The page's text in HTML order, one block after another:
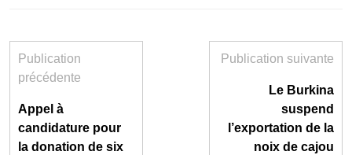
Publication
précédente
Appel à
candidature pour
la donation de six
Publication suivante
Le Burkina
suspend
l’exportation de la
noix de cajou